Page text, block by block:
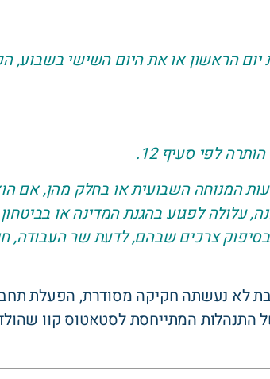
יום הראשון או את היום השישי בשבוע,
לפי סעיף 12.
המנוחה השבועית או בחלק מהן, אם
עלולה לפגוע בהגנת המדינה או
צרכים שבהם, לדעת שר העבודה,
לא נעשתה חקיקה מסודרת, הפעלת
התנהלות המתייחסת לסטאטוס קוו